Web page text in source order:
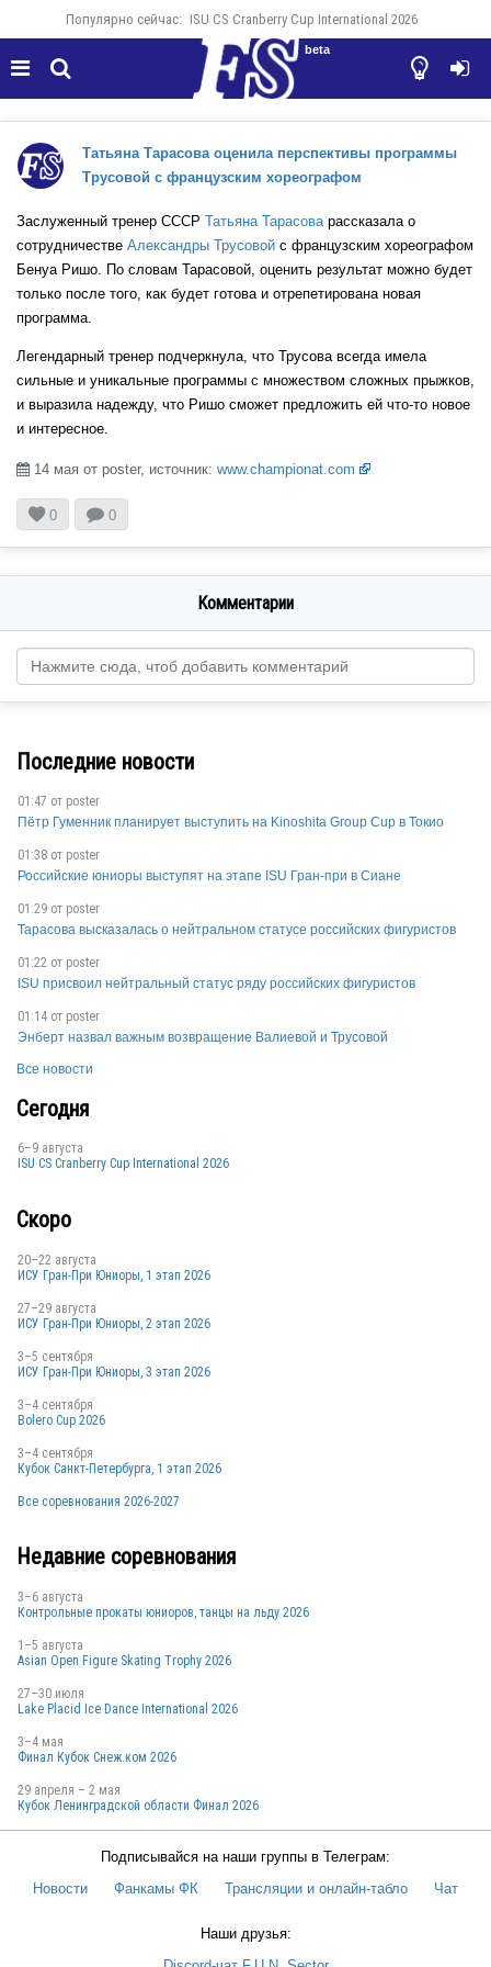
Популярно сейчас: ISU CS Cranberry Cup International 2026
  

beta
Татьяна Тарасова оценила перспективы программы
Трусовой с французским хореографом
Заслуженный тренер СССР Татьяна Тарасоварассказала о
сотрудничестве Александры Трусовой с французским хореографом
Бенуа Ришо. По словам Тарасовой, оценить результат можно будет
только после того, как будет готова и отрепетирована новая
программа.
Легендарный тренер подчеркнула, что Трусова всегда имела
сильные и уникальные программы с множеством сложных прыжков,
и выразила надежду, что Ришо сможет предложить ей что-то новое
и интересное.
 14 мая от poster, источник: www.championat.com
0  0
Комментарии
Последние новости
01:47 от poster
Пётр Гуменник планирует выступить на Kinoshita Group Cup в Токио
01:38 от poster
Российские юниоры выступят на этапе ISU Гран-при в Сиане
01:29 от poster
Тарасова высказалась о нейтральном статусе российских фигуристов
01:22 от poster
ISU присвоил нейтральный статус ряду российских фигуристов
01:14 от poster
Энберт назвал важным возвращение Валиевой и Трусовой
Все новости
Сегодня
6–9 августа
ISU CS Cranberry Cup International 2026
Скоро
20–22 августа
ИСУ Гран-При Юниоры, 1 этап 2026
27–29 августа
ИСУ Гран-При Юниоры, 2 этап 2026
3–5 сентября
ИСУ Гран-При Юниоры, 3 этап 2026
3–4 сентября
Bolero Cup 2026
3–4 сентября
Кубок Санкт-Петербурга, 1 этап 2026
Все соревнования 2026-2027
Недавние соревнования
3–6 августа
Контрольные прокаты юниоров, танцы на льду 2026
1–5 августа
Asian Open Figure Skating Trophy 2026
27–30 июля
Lake Placid Ice Dance International 2026
3–4 мая
Финал Кубок Снеж.ком 2026
29 апреля – 2 мая
Кубок Ленинградской области Финал 2026
Подписывайся на наши группы в Телеграм:
Новости
Фанкамы ФК Трансляции и онлайн-табло Чат
Наши друзья: